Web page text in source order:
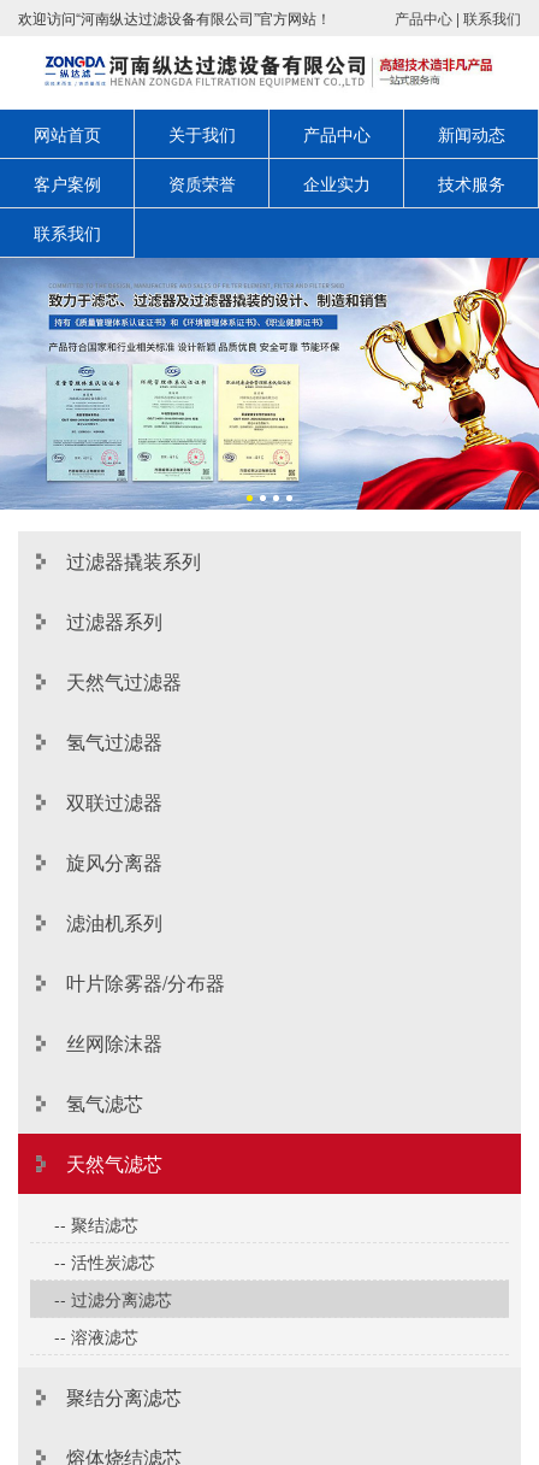
欢迎访问“河南纵达过滤设备有限公司”官方网站！ 产品中心 | 联系我们
网站首页 关于我们 产品中心 新闻动态
客户案例 资质荣誉 企业实力 技术服务
联系我们
过滤器撬装系列
过滤器系列
天然气过滤器
氢气过滤器
双联过滤器
旋风分离器
滤油机系列
叶片除雾器/分布器
丝网除沫器
氢气滤芯
天然气滤芯
-- 聚结滤芯
-- 活性炭滤芯
-- 过滤分离滤芯
-- 溶液滤芯
聚结分离滤芯
熔体烧结滤芯